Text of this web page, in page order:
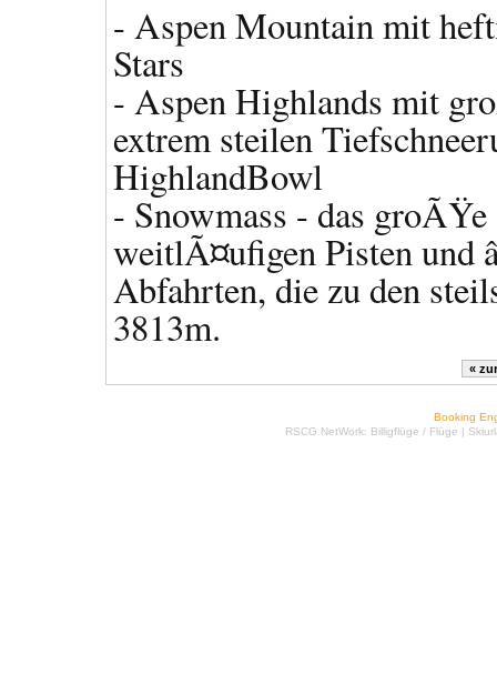
- Aspen Mountain mit
Stars
- Aspen Highlands mit
extrem steilen
HighlandBowl
- Snowmass - das
weitlÃ¤ufigen Pisten und
Abfahrten, die zu den
3813m.
Booking
RSCG NetWork: Billigflüge / Flüge |